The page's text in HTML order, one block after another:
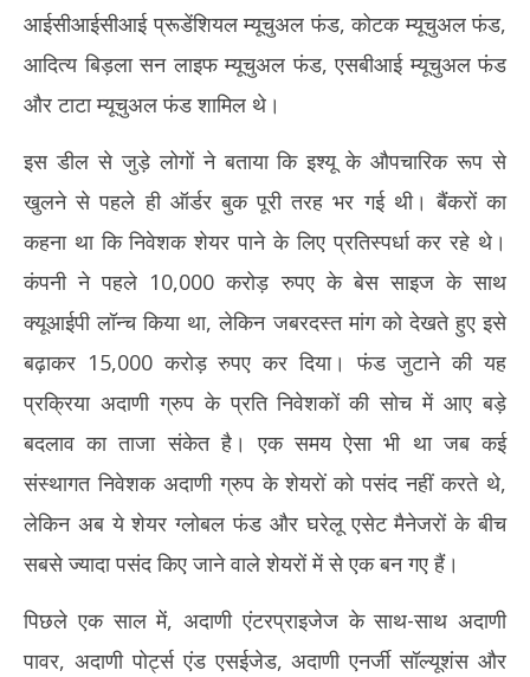
आईसीआईसीआई प्रूडेंशियल म्यूचुअल फंड, कोटक म्यूचुअल फंड,
आदित्य बिड़ला सन लाइफ म्यूचुअल फंड, एसबीआई म्यूचुअल फंड
और टाटा म्यूचुअल फंड शामिल थे।
इस डील से जुड़े लोगों ने बताया कि इश्यू के औपचारिक रूप से
खुलने से पहले ही ऑर्डर बुक पूरी तरह भर गई थी। बैंकरों का
कहना था कि निवेशक शेयर पाने के लिए प्रतिस्पर्धा कर रहे थे।
कंपनी ने पहले 10,000 करोड़ रुपए के बेस साइज के साथ
क्यूआईपी लॉन्च किया था, लेकिन जबरदस्त मांग को देखते हुए इसे
बढ़ाकर 15,000 करोड़ रुपए कर दिया। फंड जुटाने की यह
प्रक्रिया अदाणी ग्रुप के प्रति निवेशकों की सोच में आए बड़े
बदलाव का ताजा संकेत है। एक समय ऐसा भी था जब कई
संस्थागत निवेशक अदाणी ग्रुप के शेयरों को पसंद नहीं करते थे,
लेकिन अब ये शेयर ग्लोबल फंड और घरेलू एसेट मैनेजरों के बीच
सबसे ज्यादा पसंद किए जाने वाले शेयरों में से एक बन गए हैं।
पिछले एक साल में, अदाणी एंटरप्राइजेज के साथ-साथ अदाणी
पावर, अदाणी पोर्ट्स एंड एसईजेड, अदाणी एनर्जी सॉल्यूशंस और